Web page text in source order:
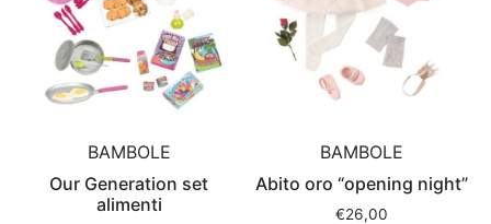
BAMBOLE
Our Generation set
alimenti
BAMBOLE
Abito oro “opening night”
€26,00